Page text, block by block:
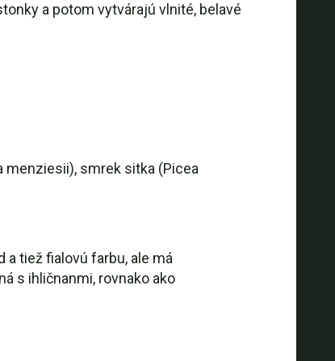
a potom vytvárajú vlnité, belavé
menziesii), smrek sitka (Picea
tiež fialovú farbu, ale má
s ihličnanmi, rovnako ako